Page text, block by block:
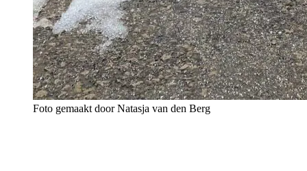
Foto gemaakt door Natasja van den Berg